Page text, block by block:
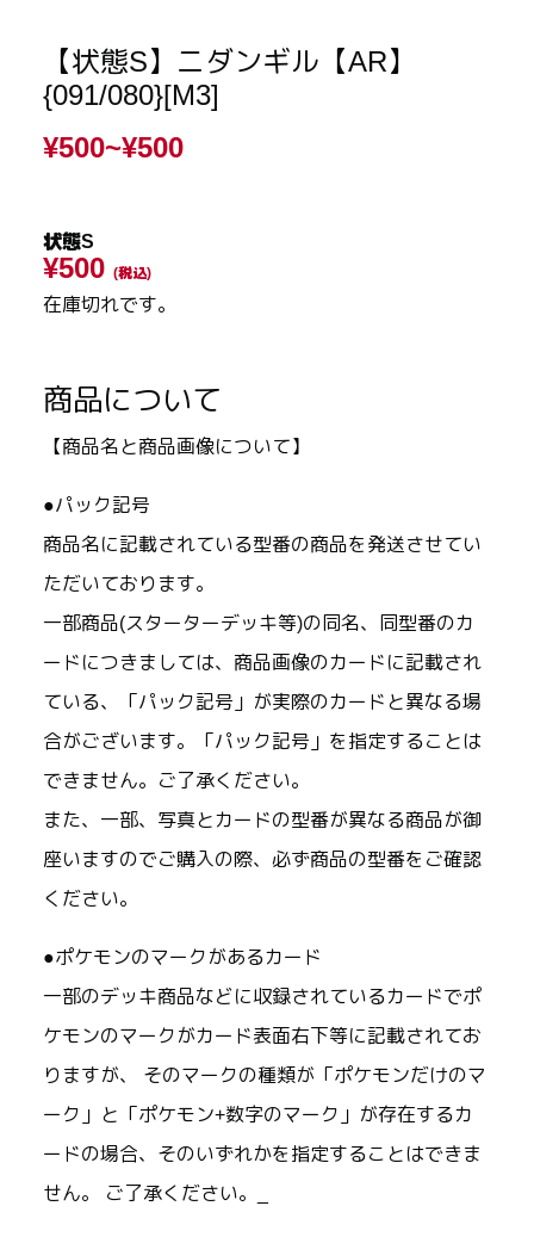
【状態S】ニダンギル【AR】
{091/080}[M3]
¥500~¥500
状態S
¥500 (税込)
在庫切れです。
商品について
【商品名と商品画像について】
●パック記号
商品名に記載されている型番の商品を発送させてい
ただいております。
一部商品(スターターデッキ等)の同名、同型番のカ
ードにつきましては、商品画像のカードに記載され
ている、「パック記号」が実際のカードと異なる場
合がございます。「パック記号」を指定することは
できません。ご了承ください。
また、一部、写真とカードの型番が異なる商品が御
座いますのでご購入の際、必ず商品の型番をご確認
ください。
●ポケモンのマークがあるカード
一部のデッキ商品などに収録されているカードでポ
ケモンのマークがカード表面右下等に記載されてお
りますが、 そのマークの種類が「ポケモンだけのマ
ーク」と「ポケモン+数字のマーク」が存在するカ
ードの場合、そのいずれかを指定することはできま
せん。 ご了承ください。_